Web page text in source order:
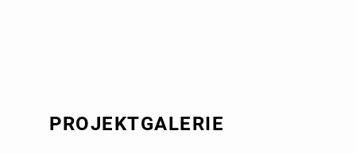
PROJEKTGALERIE